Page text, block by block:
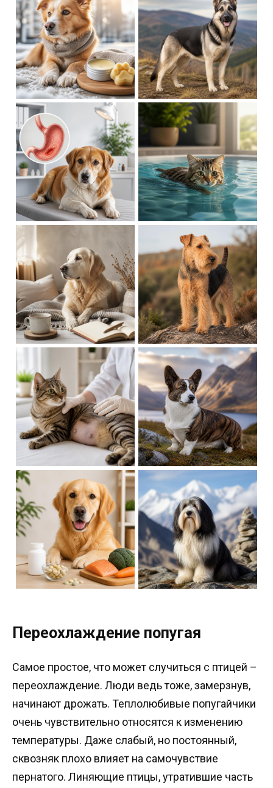
Переохлаждение попугая
Самое простое, что может случиться с птицей –
переохлаждение. Люди ведь тоже, замерзнув,
начинают дрожать. Теплолюбивые попугайчики
очень чувствительно относятся к изменению
температуры. Даже слабый, но постоянный,
сквозняк плохо влияет на самочувствие
пернатого. Линяющие птицы, утратившие часть